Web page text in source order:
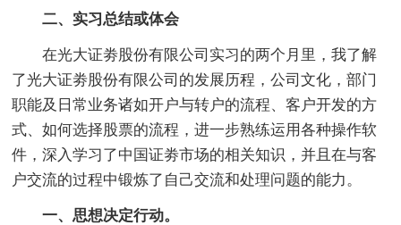
二、实习总结或体会
在光大证劵股份有限公司实习的两个月里，我了解
了光大证劵股份有限公司的发展历程，公司文化，部门
职能及日常业务诸如开户与转户的流程、客户开发的方
式、如何选择股票的流程，进一步熟练运用各种操作软
件，深入学习了中国证劵市场的相关知识，并且在与客
户交流的过程中锻炼了自己交流和处理问题的能力。
一、思想决定行动。